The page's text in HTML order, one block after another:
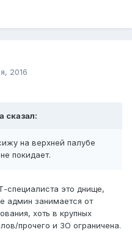
2016
сказал:
на верхней палубе
покидает.
специалиста это днище,
админ занимается от
хоть в крупных
прочего и ЗО ограничена.